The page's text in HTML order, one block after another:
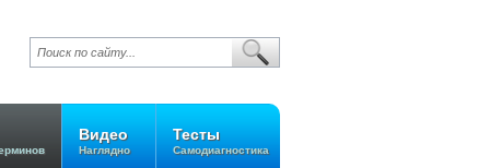
Видео
Наглядно
Тесты
Самодиагностика